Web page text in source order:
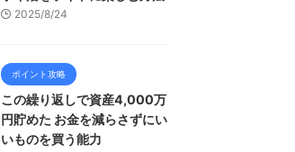
2025/8/24
ポイント攻略
この繰り返しで資産4,000万
円貯めた お金を減らさずにい
いものを買う能力